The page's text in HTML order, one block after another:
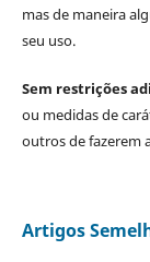
mas de maneira
seu uso.
Sem restrições
ou medidas de
outros de fazerem
Artigos